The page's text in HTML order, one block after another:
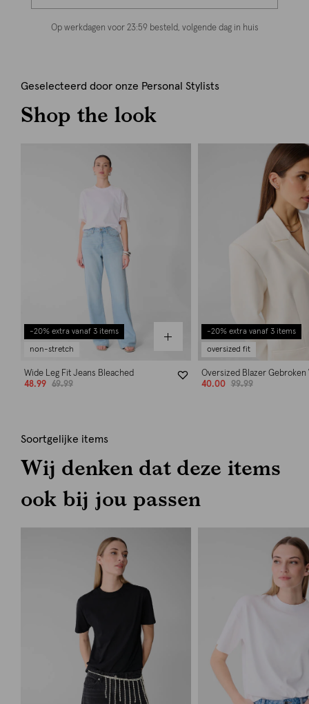
Op werkdagen voor 23:59 besteld, volgende dag in huis
Geselecteerd door onze Personal Stylists
Shop the look
-20% extra vanaf 3 items
non-stretch
Wide Leg Fit Jeans Bleached
48.99
69.99
-20% extra vanaf 3 items
oversized fit
Oversized Blazer Gebroken
40.00
99.99
Soortgelijke items
Wij denken dat deze items
ook bij jou passen